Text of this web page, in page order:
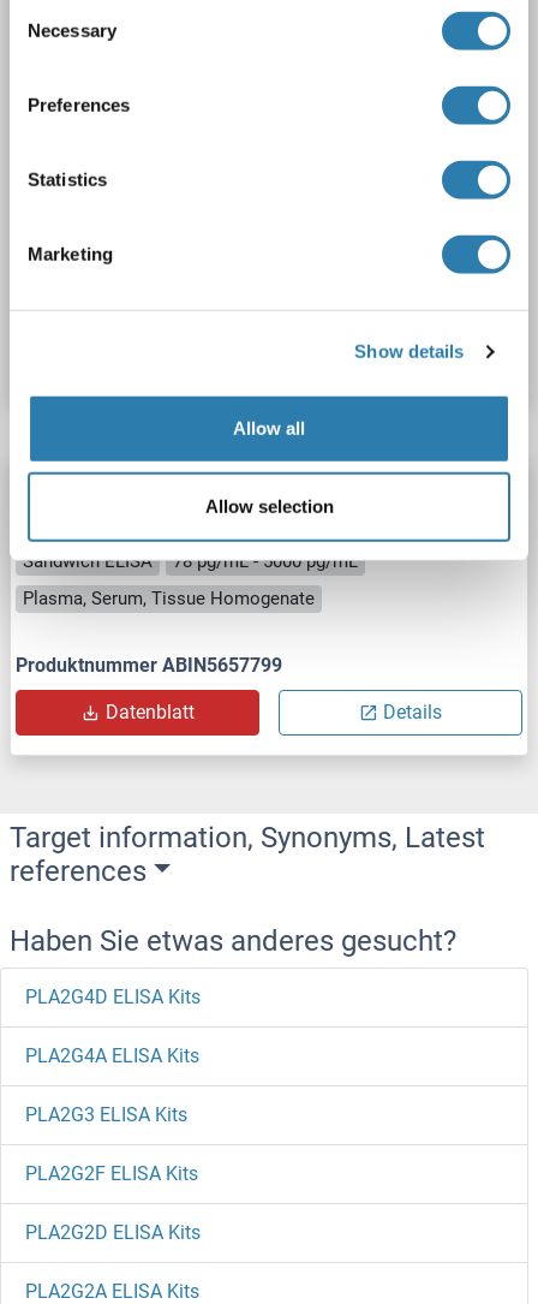
Selection
Necessary
Preferences
Statistics
Marketing
Show details
Allow all
Allow selection
1 image
Produktnummer ABIN820578
Details
Sandwich ELISA
78 pg/mL - 5000 pg/mL
Plasma, Serum, Tissue Homogenate
Produktnummer ABIN5657799
Datenblatt Details
Target information, Synonyms, Latest
references
Haben Sie etwas anderes gesucht?
PLA2G4D ELISA Kits
PLA2G4A ELISA Kits
PLA2G3 ELISA Kits
PLA2G2F ELISA Kits
PLA2G2D ELISA Kits
PLA2G2A ELISA Kits